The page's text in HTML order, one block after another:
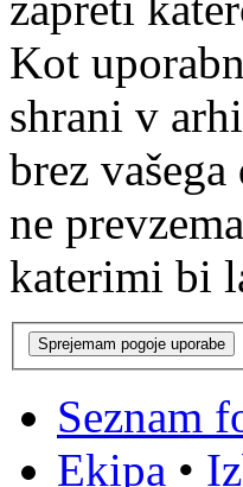
Kot
shrani v
brez
ne
katerimi bi
Seznam
Ekipa •